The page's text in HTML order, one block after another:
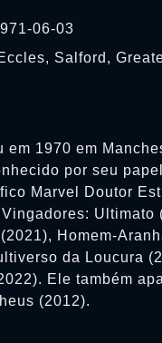
06-03
Salford,
em 1970 em
por seu
Marvel Doutor
Ultimato
Homem-
da Loucura
Ele também
(2012).